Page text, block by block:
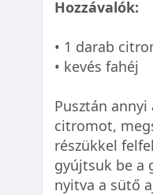
Hozzávalók:
• 1 darab
• kevés fahéj
Pusztán
citromot,
részükkel
gyújtsuk be a
nyitva a sütő